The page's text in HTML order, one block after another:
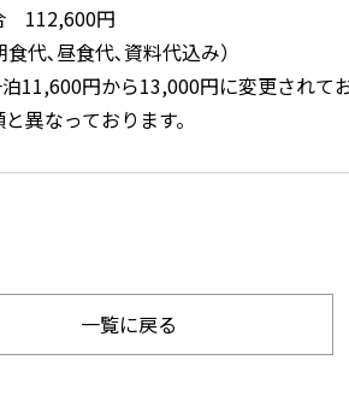
112,600円
代､昼食代､資料代込み）
11,600円から13,000円に変更されて
異なっております。
一覧に戻る